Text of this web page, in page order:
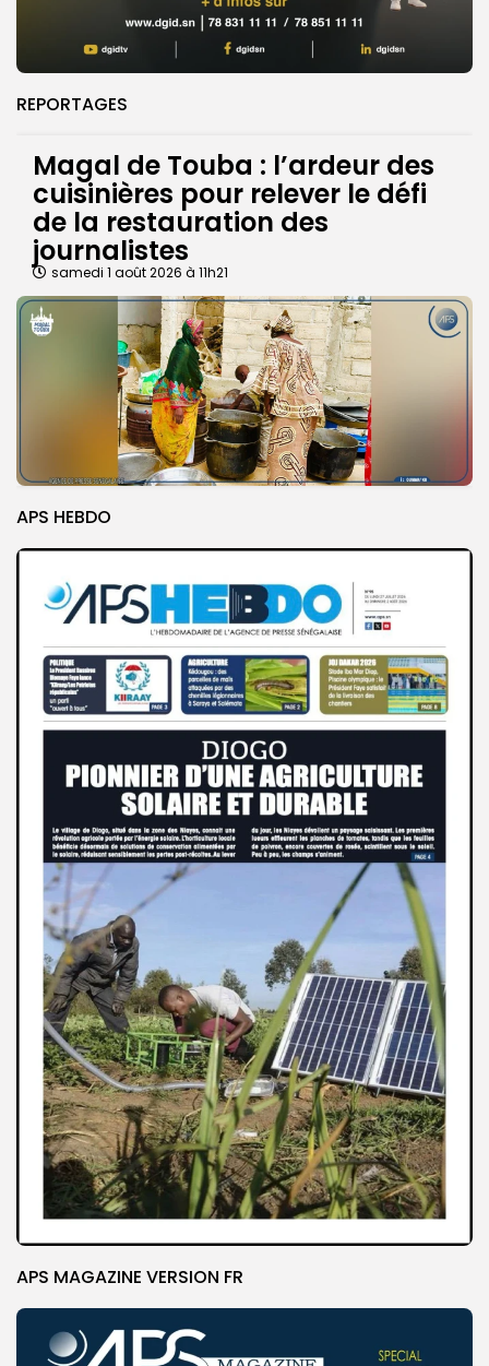
REPORTAGES
Magal de Touba : l’ardeur des
cuisinières pour relever le défi
de la restauration des
journalistes
samedi 1 août 2026 à 11h21
APS HEBDO
APS MAGAZINE VERSION FR